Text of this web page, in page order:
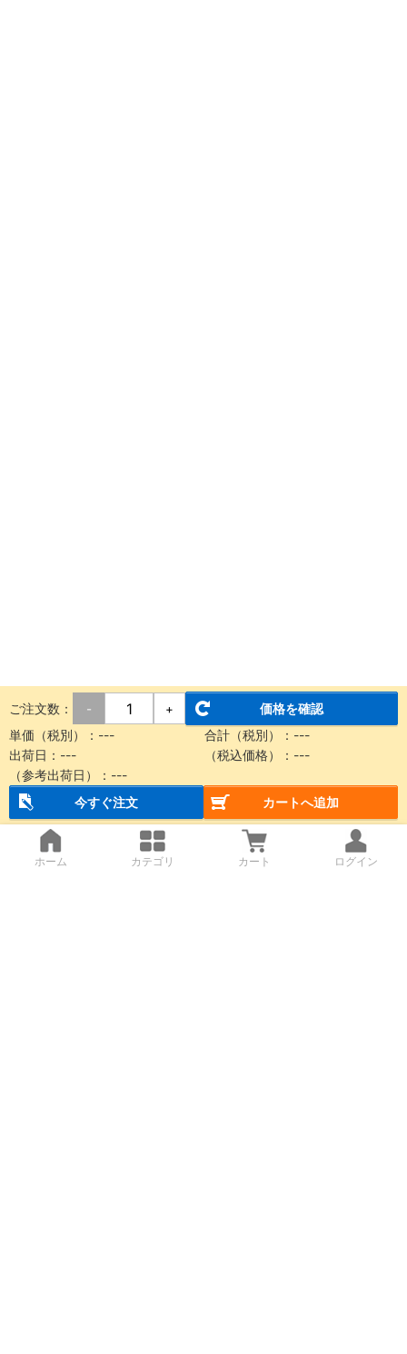
ご注文数： - +
価格を確認
単価（税別）： --- 合計（税別）： ---
出荷日： --- （税込価格）： ---
（参考出荷日）： ---
今すぐ注文
カートへ追加
ホーム カテゴリ カート ログイン